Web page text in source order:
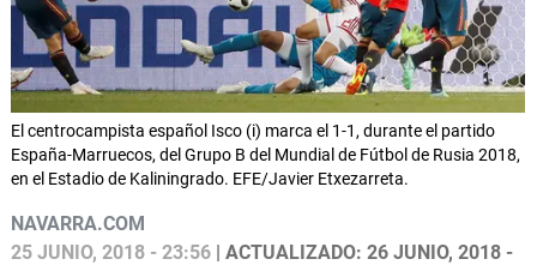
El centrocampista español Isco (i) marca el 1-1, durante el partido
España-Marruecos, del Grupo B del Mundial de Fútbol de Rusia 2018,
en el Estadio de Kaliningrado. EFE/Javier Etxezarreta.
NAVARRA.COM
25 JUNIO, 2018 - 23:56 | ACTUALIZADO: 26 JUNIO, 2018 -